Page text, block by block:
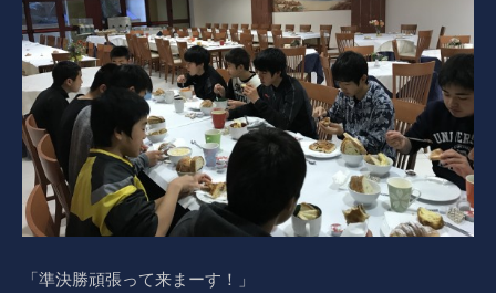
「準決勝頑張って来まーす！」